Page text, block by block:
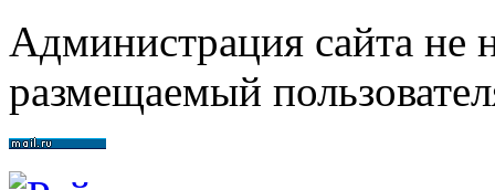
Администрация сайта не
размещаемый